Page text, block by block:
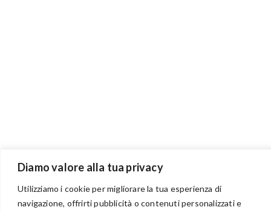
Diamo valore alla tua privacy
Utilizziamo i cookie per migliorare la tua esperienza di
navigazione, offrirti pubblicità o contenuti personalizzati e